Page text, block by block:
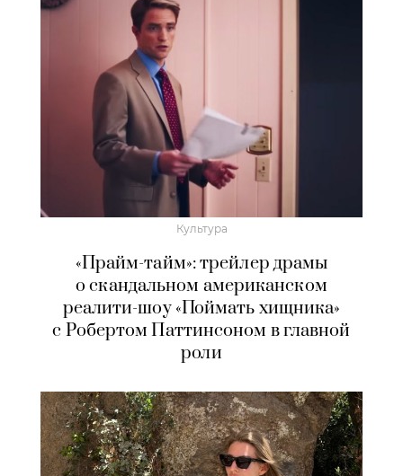
Культура
«Прайм-тайм»: трейлер драмы
о скандальном американском
реалити-шоу «Поймать хищника»
с Робертом Паттинсоном в главной
роли